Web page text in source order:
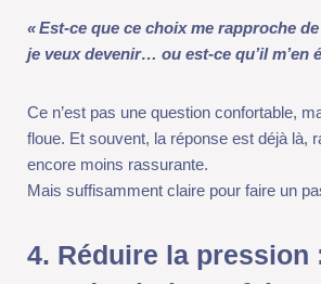
floue. Et souvent, la réponse est déjà là,
encore moins rassurante.
4. Réduire la pression :
pas de choix parfait.
Une grande partie de notre difficulté à
choix lui-même, elle vient de la pression